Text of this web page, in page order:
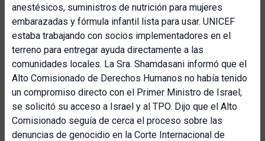
anestésicos, suministros de nutrición para mujeres
embarazadas y fórmula infantil lista para usar. UNICEF
estaba trabajando con socios implementadores en el
terreno para entregar ayuda directamente a las
comunidades locales. La Sra. Shamdasani informó que el
Alto Comisionado de Derechos Humanos no había tenido
un compromiso directo con el Primer Ministro de Israel;
se solicitó su acceso a Israel y al TPO. Dijo que el Alto
Comisionado seguía de cerca el proceso sobre las
denuncias de genocidio en la Corte Internacional de